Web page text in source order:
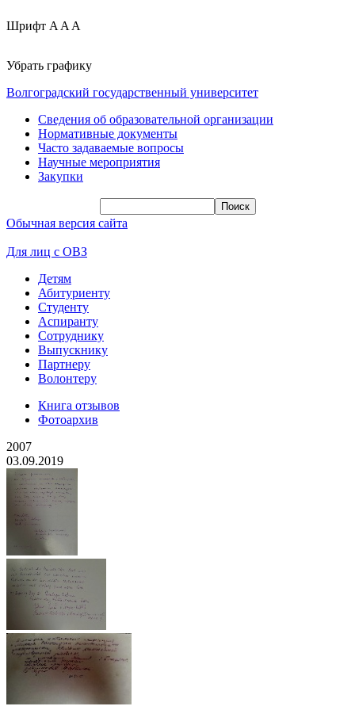
Шрифт A A A
Убрать графику
Волгоградский государственный университет
Сведения об образовательной организации
Нормативные документы
Часто задаваемые вопросы
Научные мероприятия
Закупки
Обычная версия сайта
Для лиц с ОВЗ
Детям
Абитуриенту
Студенту
Аспиранту
Сотруднику
Выпускнику
Партнеру
Волонтеру
Книга отзывов
Фотоархив
2007
03.09.2019